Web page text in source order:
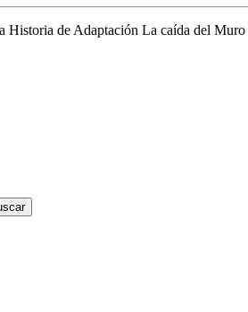
de Adaptación La caída del